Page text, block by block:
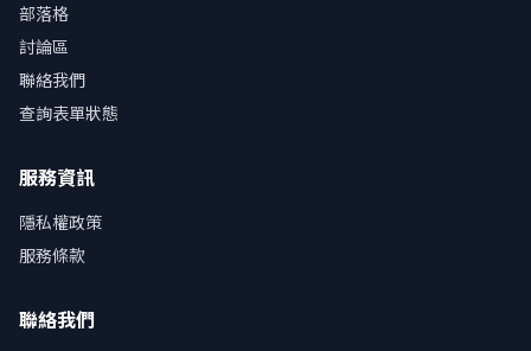
部落格
討論區
聯絡我們
查詢表單狀態
服務資訊
隱私權政策
服務條款
聯絡我們